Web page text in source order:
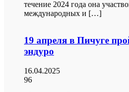
течение 2024 года она
международных и […]
19 апреля в Пичуге
эндуро
16.04.2025
96